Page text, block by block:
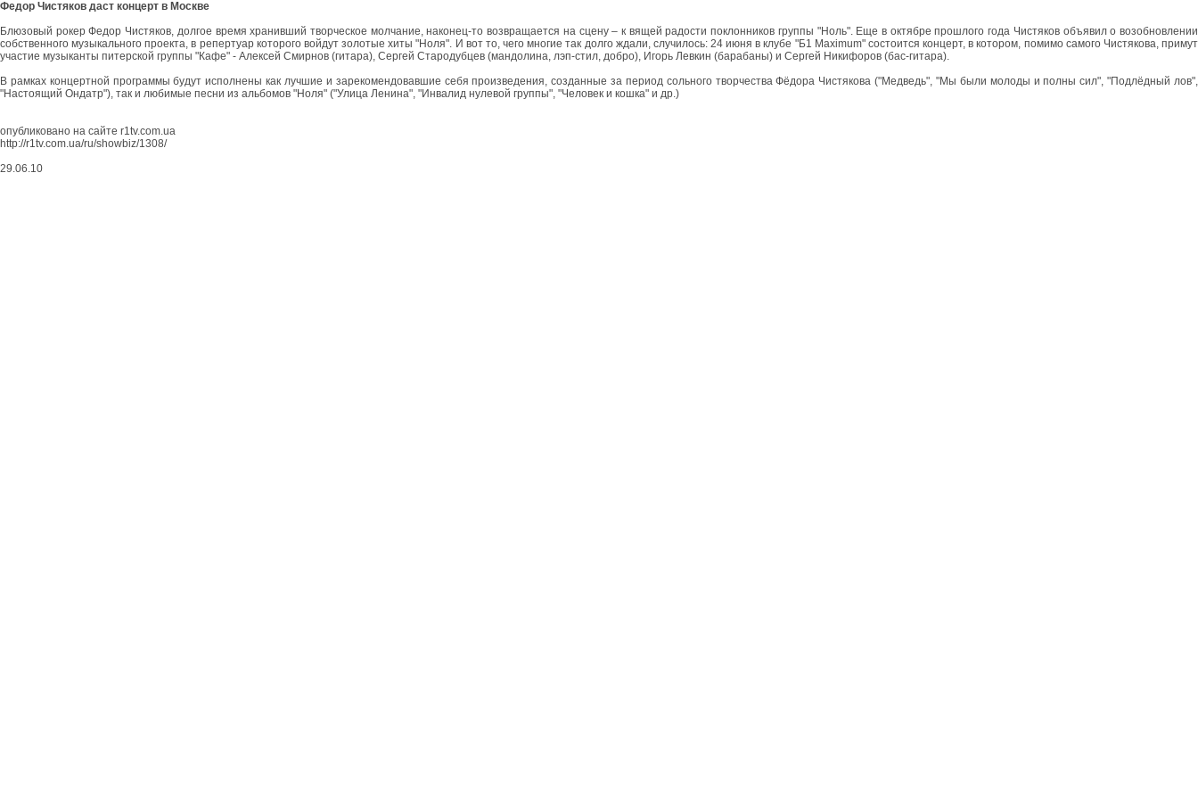
Федор Чистяков даст концерт в Москве
Блюзовый рокер Федор Чистяков, долгое время хранивший творческое молчание, наконец-то возвращается на сцену – к вящей радости поклонников группы "Ноль". Еще в октябре прошлого года Чистяков объявил о возобновлении
собственного музыкального проекта, в репертуар которого войдут золотые хиты "Ноля". И вот то, чего многие так долго ждали, случилось: 24 июня в клубе "Б1 Maximum" состоится концерт, в котором, помимо самого Чистякова, примут
участие музыканты питерской группы "Кафе" - Алексей Смирнов (гитара), Сергей Стародубцев (мандолина, лэп-стил, добро), Игорь Левкин (барабаны) и Сергей Никифоров (бас-гитара).
В рамках концертной программы будут исполнены как лучшие и зарекомендовавшие себя произведения, созданные за период сольного творчества Фёдора Чистякова ("Медведь", "Мы были молоды и полны сил", "Подлёдный лов",
"Настоящий Ондатр"), так и любимые песни из альбомов "Ноля" ("Улица Ленина", "Инвалид нулевой группы", "Человек и кошка" и др.)
опубликовано на сайте r1tv.com.ua
http://r1tv.com.ua/ru/showbiz/1308/
29.06.10